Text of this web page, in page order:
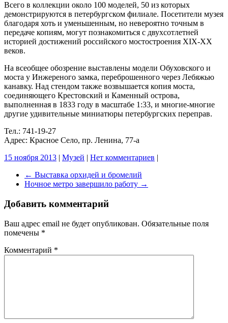
Всего в коллекции около 100 моделей, 50 из которых
демонстрируются в петербургском филиале. Посетители музея
благодаря хоть и уменьшенным, но невероятно точным в
передаче копиям, могут познакомиться с двухсотлетней
историей достижений российского мостостроения XIX-XX
веков.
На всеобщее обозрение выставлены модели Обуховского и
моста у Инжереного замка, переброшенного через Лебяжью
канавку. Над стендом также возвышается копия моста,
соединяющего Крестовский и Каменный острова,
выполненная в 1833 году в масштабе 1:33, и многие-многие
другие удивительные миниатюры петербургских переправ.
Тел.: 741-19-27
Адрес: Красное Село, пр. Ленина, 77-а
15 ноября 2013 | Музей | Нет комментариев |
← Выставка орхидей и бромелий
Ночное метро завершило работу →
Добавить комментарий
Ваш адрес email не будет опубликован. Обязательные поля
помечены *
Комментарий *